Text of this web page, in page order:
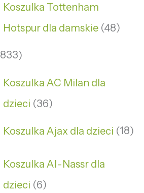
Koszulka Tottenham
Hotspur dla damskie 48
833
Koszulka AC Milan dla
dzieci 36
Koszulka Ajax dla dzieci 18
Koszulka Al-Nassr dla
dzieci 6